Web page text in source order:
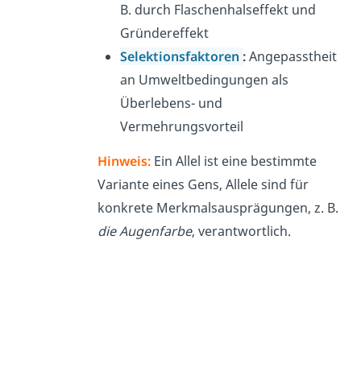
B. durch Flaschenhalseffekt und
Gründereffekt
Selektionsfaktoren :Angepasstheit
an Umweltbedingungen als
Überlebens- und
Vermehrungsvorteil
Hinweis: Ein Allel ist eine bestimmte
Variante eines Gens, Allele sind für
konkrete Merkmalsausprägungen, z. B.
die Augenfarbe, verantwortlich.